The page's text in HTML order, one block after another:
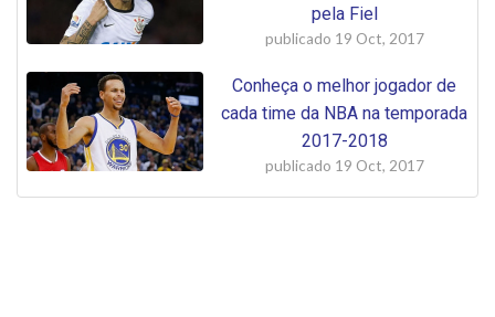
pela Fiel
publicado 19 Oct, 2017
Conheça o melhor jogador de
cada time da NBA na temporada
2017-2018
publicado 19 Oct, 2017